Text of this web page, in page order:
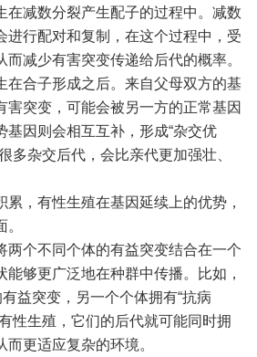
在减数分裂产生配子的过程中。减数
进行配对和复制，在这个过程中，受
减少有害突变传递给后代的概率。
在合子形成之后。来自父母双方的基
害突变，可能会被另一方的正常基因
基因则会相互互补，形成“杂交优
杂交后代，会比亲代更加强壮、
累，有性生殖在基因延续上的优势，
两个不同个体的有益突变结合在一个
能够更广泛地在种群中传播。比如，
益突变，另一个个体拥有“抗病
性生殖，它们的后代就可能同时拥
更适应复杂的环境。